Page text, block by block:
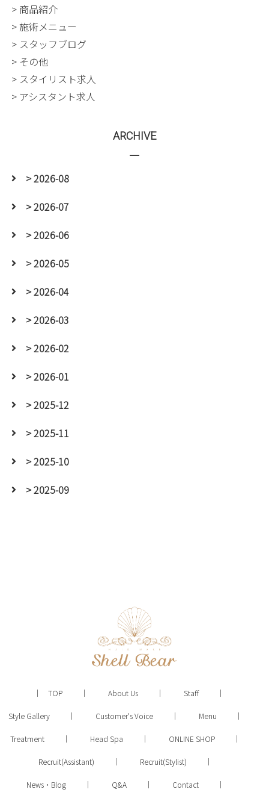
> 商品紹介
> 施術メニュー
> スタッフブログ
> その他
> スタイリスト求人
> アシスタント求人
ARCHIVE
> 2026-08
> 2026-07
> 2026-06
> 2026-05
> 2026-04
> 2026-03
> 2026-02
> 2026-01
> 2025-12
> 2025-11
> 2025-10
> 2025-09
TOP About Us Staff
Style Gallery Customer's Voice Menu
Treatment Head Spa ONLINE SHOP
Recruit(Assistant) Recruit(Stylist)
News・Blog Q&A Contact